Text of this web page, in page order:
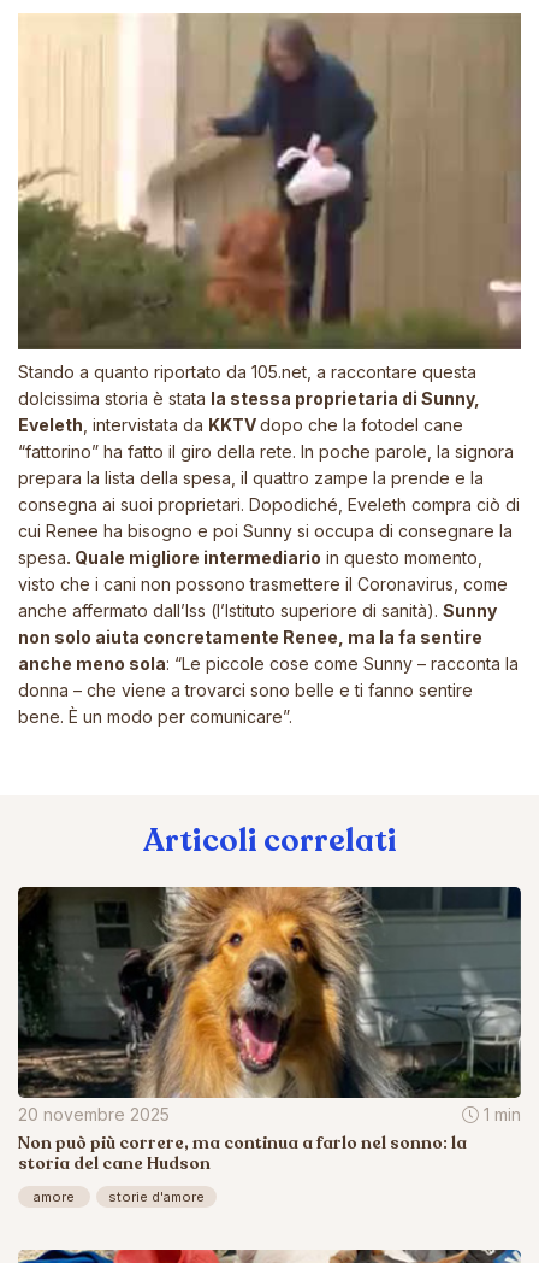
Stando a quanto riportato da 105.net , a raccontare questa
dolcissima storia è stata la stessa proprietaria di Sunny,
Eveleth , intervistata da KKTVdopo che la fotodel cane
“fattorino” ha fatto il giro della rete. In poche parole, la signora
prepara la lista della spesa, il quattro zampe la prende e la
consegna ai suoi proprietari. Dopodiché, Eveleth compra ciò di
cui Renee ha bisogno e poi Sunny si occupa di consegnare la
spesa. Quale migliore intermediario in questo momento,
visto che i cani non possono trasmettere il Coronavirus , come
anche affermato dall’Iss (l’Istituto superiore di sanità). Sunny
non solo aiuta concretamente Renee, ma la fa sentire
anche meno sola: “Le piccole cose come Sunny – racconta la
donna – che viene a trovarci sono belle e ti fanno sentire
bene. È un modo per comunicare”.
Articoli correlati
20 novembre 2025 1 min
Non può più correre, ma continua a farlo nel sonno: la
storia del cane Hudson
amore storie d'amore